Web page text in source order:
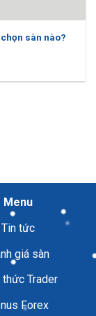
sàn nào?
Menu
Tin tức
giá sàn
thức Trader
Forex